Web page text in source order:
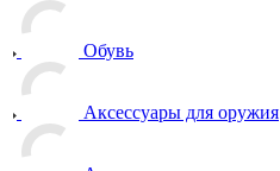
Обувь
Аксессуары для оружия